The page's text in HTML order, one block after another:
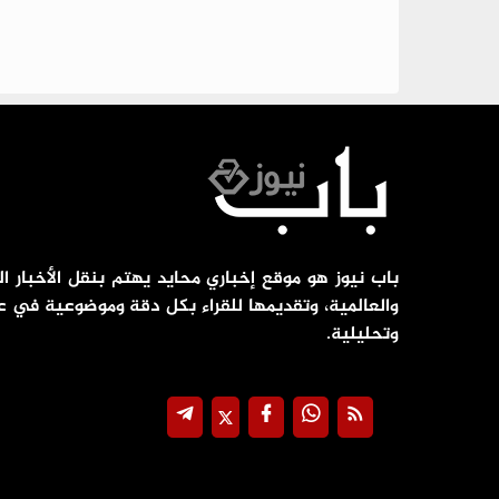
باب نيوز هو موقع إخباري محايد يهتم بنقل الأخبار
والعالمية، وتقديمها للقراء بكل دقة وموضوعية في
وتحليلية.